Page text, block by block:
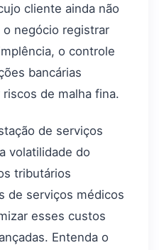
cliente ainda não
negócio registrar
o controle
bancárias
de malha fina.
de serviços
volatilidade do
tributários
de serviços médicos
esses custos
Entenda o